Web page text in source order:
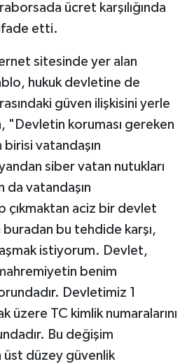
ücret karşılığında
ifade etti.
sitesinde yer alan
hukuk devletine de
güven ilişkisini yerle
"Devletin koruması gereken
vatandaşın
siber vatan nutukları
da vatandaşın
çıkmaktan aciz bir devlet
bu tehdide karşı,
istiyorum. Devlet,
benim
Devletimiz 1
üzere TC kimlik numaralarını
Bu değişim
üst düzey güvenlik